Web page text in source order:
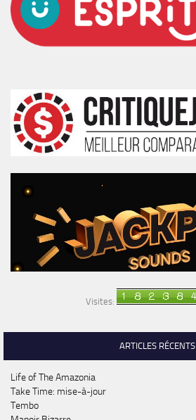
Visites:
ARTICLES RÉCENTS
Life of The Amazonia
Take Time: mise-à-jour
Tembo